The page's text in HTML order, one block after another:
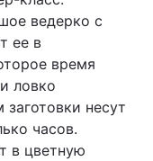
ведерко с
ее в
время
ловко
несут
часов.
в цветную